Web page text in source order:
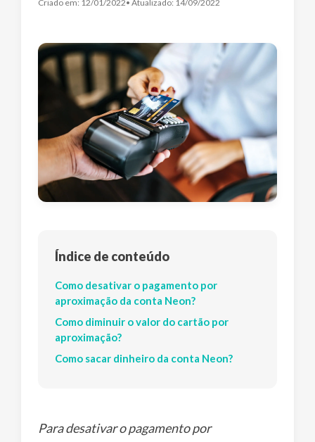
Criado em: 12/01/2022• Atualizado: 14/09/2022
Índice de conteúdo
Como desativar o pagamento por
aproximação da conta Neon?
Como diminuir o valor do cartão por
aproximação?
Como sacar dinheiro da conta Neon?
Para desativar o pagamento por